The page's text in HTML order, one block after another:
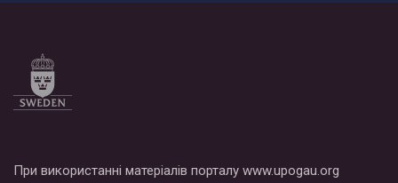
При використанні матеріалів порталу www.upogau.org